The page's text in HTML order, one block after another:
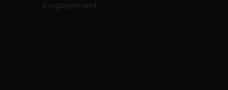
Engagement